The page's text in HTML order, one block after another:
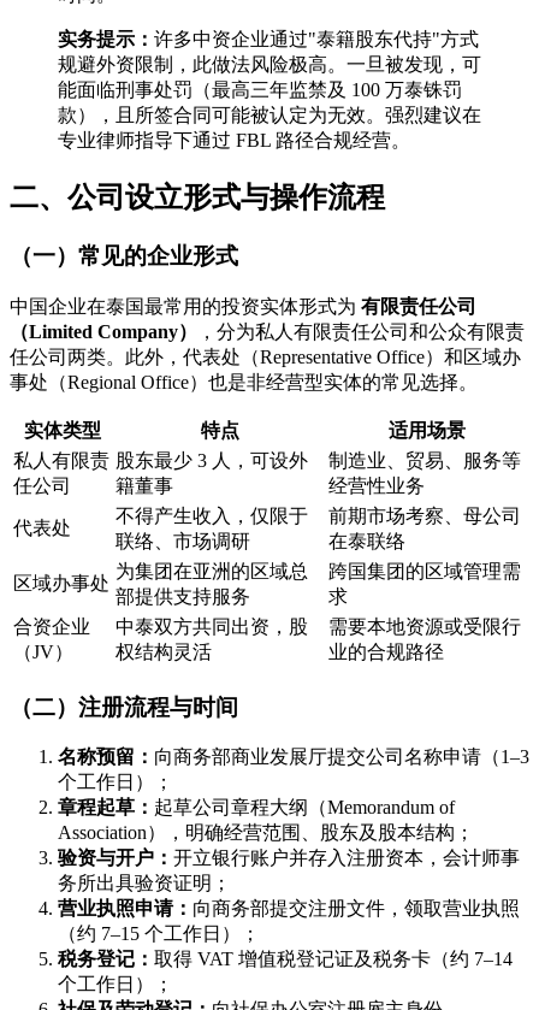
实务提示： 许多中资企业通过"泰籍股东代持"方式
规避外资限制，此做法风险极高。一旦被发现，可
能面临刑事处罚（最高三年监禁及 100 万泰铢罚
款），且所签合同可能被认定为无效。强烈建议在
专业律师指导下通过 FBL 路径合规经营。
二、公司设立形式与操作流程
（一）常见的企业形式
中国企业在泰国最常用的投资实体形式为 有限责任公司
（Limited Company）
，分为私人有限责任公司和公众有限责
任公司两类。此外，代表处（Representative Office）和区域办
事处（Regional Office）也是非经营型实体的常见选择。
实体类型 特点
适用场景
私人有限责
任公司
股东最少 3 人，可设外
籍董事
制造业、贸易、服务等
经营性业务
代表处
不得产生收入，仅限于
联络、市场调研
前期市场考察、母公司
在泰联络
区域办事处
为集团在亚洲的区域总
部提供支持服务
跨国集团的区域管理需
求
合资企业
（JV）
中泰双方共同出资，股
权结构灵活
需要本地资源或受限行
业的合规路径
（二）注册流程与时间
名称预留： 向商务部商业发展厅提交公司名称申请（1–3
个工作日）；
章程起草： 起草公司章程大纲（Memorandum of
Association），明确经营范围、股东及股本结构；
验资与开户： 开立银行账户并存入注册资本，会计师事
务所出具验资证明；
营业执照申请： 向商务部提交注册文件，领取营业执照
（约 7–15 个工作日）；
税务登记： 取得 VAT 增值税登记证及税务卡（约 7–14
个工作日）；